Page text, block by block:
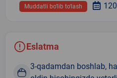
Muddatli bo‘lib to‘lash
Eslatma
3-qadamdan boshlab,